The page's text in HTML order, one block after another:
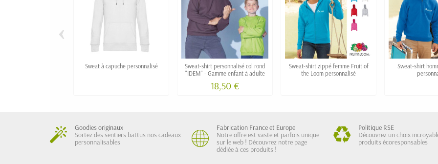
Sweat à capuche personnalisé
Sweat-shirt personnalisé col rond
"IDEM" - Gamme enfant à adulte
18,50 €
Sweat-shirt zippé femme Fruit of
the Loom personnalisé
Sweat-shirt
‹
Goodies originaux
Sortez des sentiers battus nos cadeaux
personnalisables
Fabrication France et Europe
Notre offre est vaste et parfois unique
sur le web ! Découvrez notre page
dédiée à ces produits !
Politique RSE
Découvrez un choix
produits écoresponsables